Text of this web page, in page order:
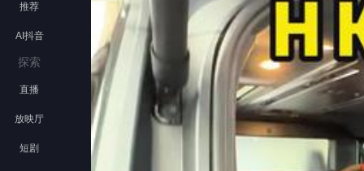
推荐
AI抖音
探索
直播
放映厅
短剧